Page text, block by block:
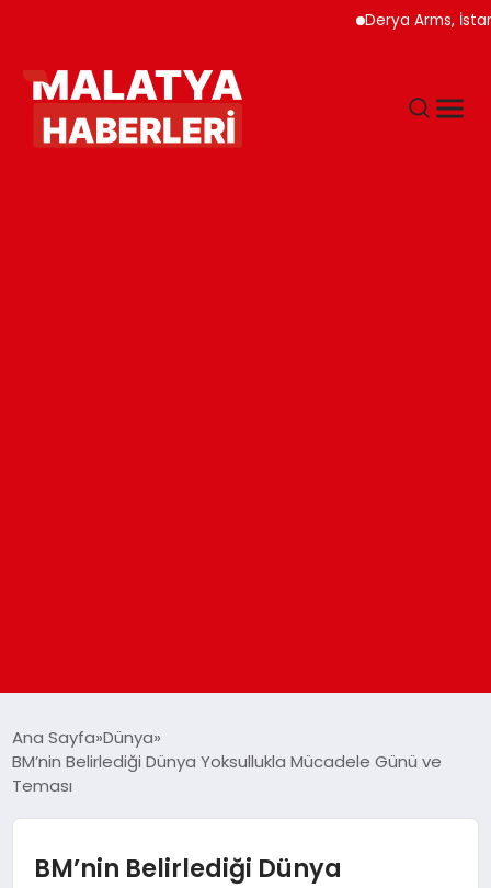
Derya Arms, İstanbul
GÜNDEM
DÜNYA
Ana Sayfa Dünya
BM’nin Belirlediği Dünya Yoksullukla Mücadele Günü ve
Teması
BM’nin Belirlediği Dünya